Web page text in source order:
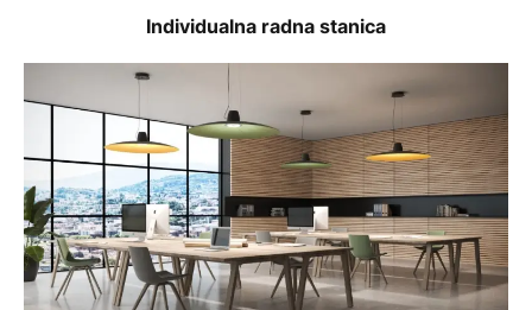
Individualna radna stanica